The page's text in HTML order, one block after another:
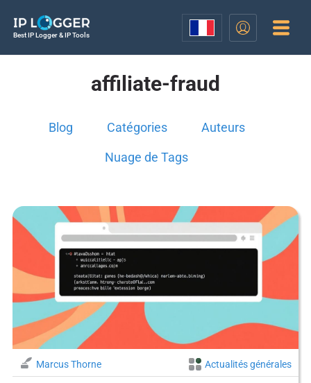
Best IP Logger & IP Tools
affiliate-fraud
Blog Catégories Auteurs
Nuage de Tags
Marcus Thorne Actualités générales